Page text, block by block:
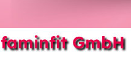
faminfit GmbH